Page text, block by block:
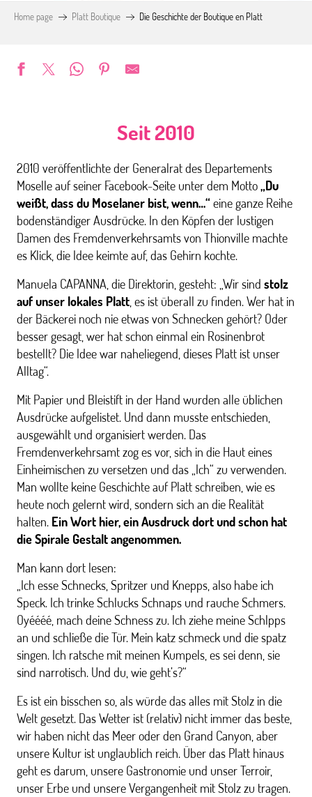
Home page Platt Boutique Die Geschichte der Boutique en Platt
Seit 2010
2010 veröffentlichte der Generalrat des Departements
Moselle auf seiner Facebook-Seite unter dem Motto„Du
weißt, dass du Moselaner bist, wenn…“ eine ganze Reihe
bodenständiger Ausdrücke. In den Köpfen der lustigen
Damen des Fremdenverkehrsamts von Thionville machte
es Klick, die Idee keimte auf, das Gehirn kochte.
Manuela CAPANNA, die Direktorin, gesteht: „Wir sind stolz
auf unser lokales Platt , es ist überall zu finden. Wer hat in
der Bäckerei noch nie etwas von Schnecken gehört? Oder
besser gesagt, wer hat schon einmal ein Rosinenbrot
bestellt? Die Idee war naheliegend, dieses Platt ist unser
Alltag“.
Mit Papier und Bleistift in der Hand wurden alle üblichen
Ausdrücke aufgelistet. Und dann musste entschieden,
ausgewählt und organisiert werden. Das
Fremdenverkehrsamt zog es vor, sich in die Haut eines
Einheimischen zu versetzen und das „Ich“ zu verwenden.
Man wollte keine Geschichte auf Platt schreiben, wie es
heute noch gelernt wird, sondern sich an die Realität
halten. Ein Wort hier, ein Ausdruck dort und schon hat
die Spirale Gestalt angenommen.
Man kann dort lesen:
„Ich esse Schnecks, Spritzer und Knepps, also habe ich
Speck. Ich trinke Schlucks Schnaps und rauche Schmers.
Oyéééé, mach deine Schness zu. Ich ziehe meine Schlpps
an und schließe die Tür. Mein katz schmeck und die spatz
singen. Ich ratsche mit meinen Kumpels, es sei denn, sie
sind narrotisch. Und du, wie geht’s?“
Es ist ein bisschen so, als würde das alles mit Stolz in die
Welt gesetzt. Das Wetter ist (relativ) nicht immer das beste,
wir haben nicht das Meer oder den Grand Canyon, aber
unsere Kultur ist unglaublich reich. Über das Platt hinaus
geht es darum, unsere Gastronomie und unser Terroir,
unser Erbe und unsere Vergangenheit mit Stolz zu tragen.